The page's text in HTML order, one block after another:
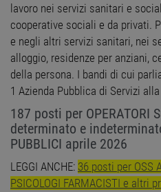
lavoro nei servizi sanitari e
cooperative sociali e da privati.
e negli altri servizi sanitari, nei
alloggio, residenze per anziani,
della persona. I bandi di cui
1 Azienda Pubblica di Servizi
187 posti per OPERATORI
determinato e
PUBBLICI aprile 2026
LEGGI ANCHE: 36 posti per OSS
PSICOLOGI FARMACISTI e altri